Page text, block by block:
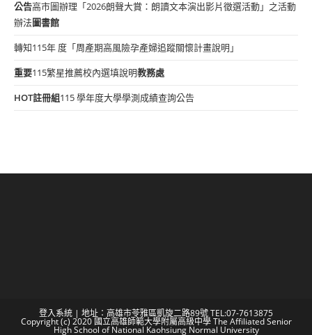
公告高市圖辦理「2026朗聲大賞：朗讀文本演出影片徵選活動」之活動
辦法圖書館
轉知115年 度「周產期高風險孕產婦追蹤關懷計畫說明」
重要115繁星推薦校內選填說明教務處
HOT註冊組115 學年度大學學測成績查詢公告
登入系統 | 地址：高雄市苓雅區凱旋二路89號 TEL:07-7613875
Copyright (c) 2020 國立高雄師範大學附屬高級中學 The Affiliated Senior
High School of National Kaohsiung Normal University